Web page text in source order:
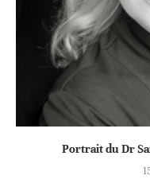
Portrait du Dr